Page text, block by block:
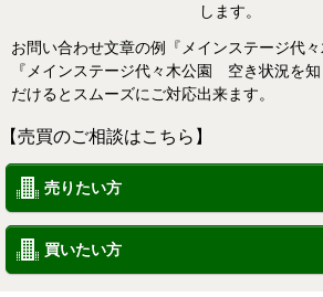
します。
お問い合わせ文章の例『メインステージ代
『メインステージ代々木公園 空き状況を
だけるとスムーズにご対応出来ます。
【売買のご相談はこちら】
売りたい方
買いたい方